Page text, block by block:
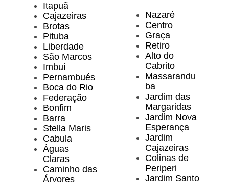
Itapuã
Cajazeiras
Brotas
Pituba
Liberdade
São Marcos
Imbuí
Pernambués
Boca do Rio
Federação
Bonfim
Barra
Stella Maris
Cabula
Águas
Claras
Caminho das
Árvores
Nazaré
Centro
Graça
Retiro
Alto do
Cabrito
Massarandu
ba
Jardim das
Margaridas
Jardim Nova
Esperança
Jardim
Cajazeiras
Colinas de
Periperi
Jardim Santo